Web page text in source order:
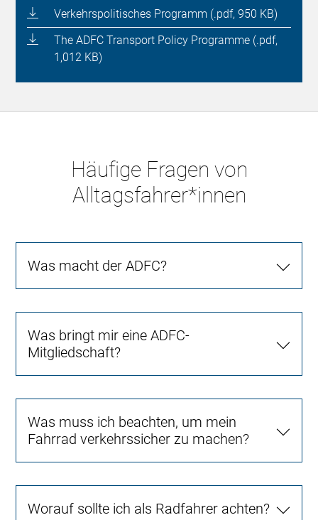
Verkehrspolitisches Programm (.pdf, 950 KB)
The ADFC Transport Policy Programme (.pdf,
1,012 KB)
Häufige Fragen von
Alltagsfahrer*innen
Was macht der ADFC?
Was bringt mir eine ADFC-
Mitgliedschaft?
Was muss ich beachten, um mein
Fahrrad verkehrssicher zu machen?
Worauf sollte ich als Radfahrer achten?